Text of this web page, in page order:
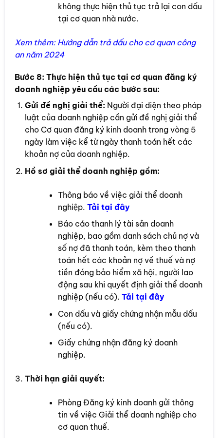
không thực hiện thủ tục trả lại con dấu
tại cơ quan nhà nước.
Xem thêm: Hướng dẫn trả dấu cho cơ quan công
an năm 2024
Bước 8: Thực hiện thủ tục tại cơ quan đăng ký
doanh nghiệp yêu cầu các bước sau:
Gửi đề nghị giải thể: Người đại diện theo pháp
luật của doanh nghiệp cần gửi đề nghị giải thể
cho Cơ quan đăng ký kinh doanh trong vòng 5
ngày làm việc kể từ ngày thanh toán hết các
khoản nợ của doanh nghiệp.
Hồ sơ giải thể doanh nghiệp gồm:
Thông báo về việc giải thể doanh
nghiệp.Tải tại đây
Báo cáo thanh lý tài sản doanh
nghiệp, bao gồm danh sách chủ nợ và
số nợ đã thanh toán, kèm theo thanh
toán hết các khoản nợ về thuế và nợ
tiền đóng bảo hiểm xã hội, người lao
động sau khi quyết định giải thể doanh
nghiệp (nếu có).Tải tại đây
Con dấu và giấy chứng nhận mẫu dấu
(nếu có).
Giấy chứng nhận đăng ký doanh
nghiệp.
Thời hạn giải quyết:
Phòng Đăng ký kinh doanh gửi thông
tin về việc Giải thể doanh nghiệp cho
cơ quan thuế.